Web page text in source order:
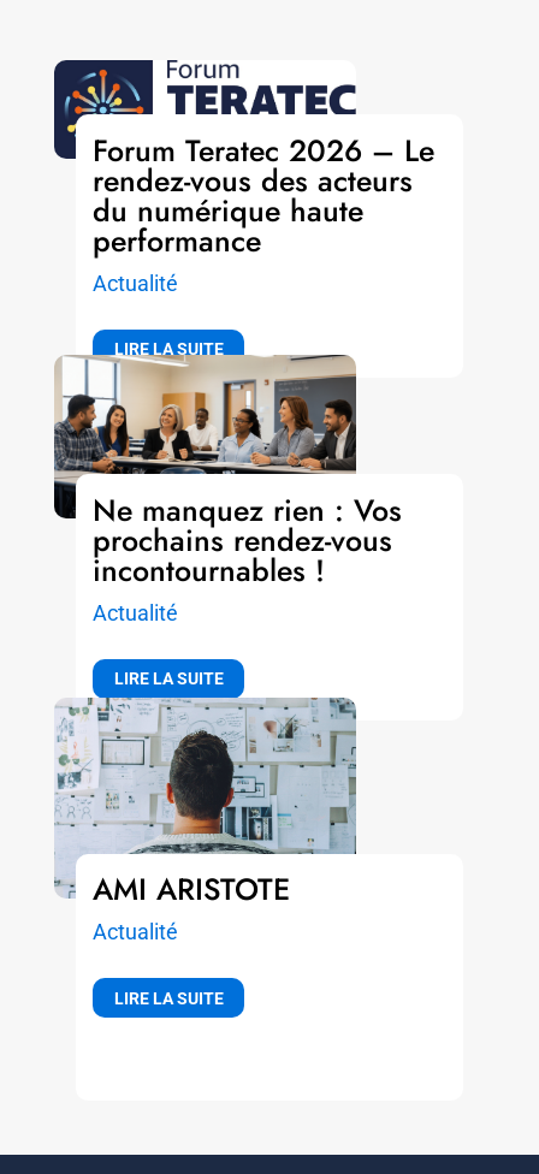
Forum Teratec 2026 – Le
rendez-vous des acteurs
du numérique haute
performance
Actualité
LIRE LA SUITE
Ne manquez rien : Vos
prochains rendez-vous
incontournables !
Actualité
LIRE LA SUITE
AMI ARISTOTE
Actualité
LIRE LA SUITE